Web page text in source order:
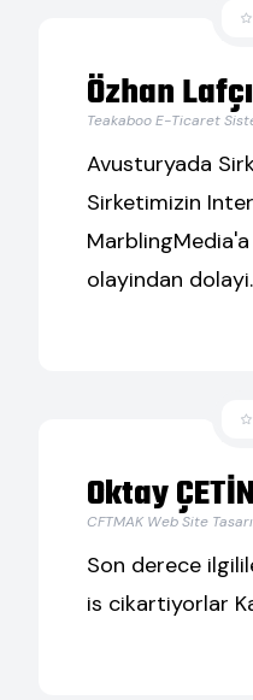
Özhan Lafçı
Teakaboo E-Ticaret
Avusturyada
Sirketimizin
olayindan
Oktay
CFTMAK Web Site
Son derece
is cikartiyorlar